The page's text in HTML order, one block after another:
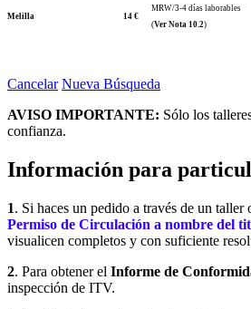
Melilla 14 €
MRW/3-4 días laborables
(Ver Nota 10.2)
Cancelar Nueva Búsqueda
AVISO IMPORTANTE: Sólo los
confianza.
Información para
1. Si haces un pedido a través de un
Permiso de Circulación a nombre del
visualicen completos y con suficiente
2. Para obtener el Informe de
inspección de ITV.